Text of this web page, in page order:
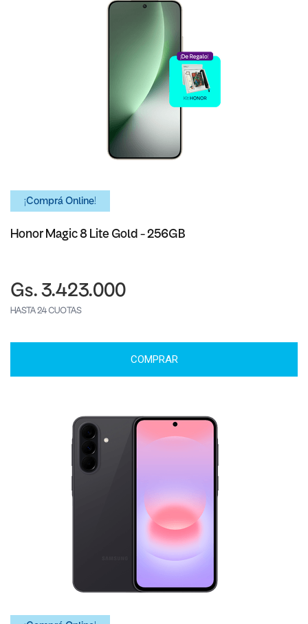
¡Comprá Online!
Honor Magic 8 Lite Gold - 256GB
Gs. 3.423.000
HASTA 24 CUOTAS
COMPRAR